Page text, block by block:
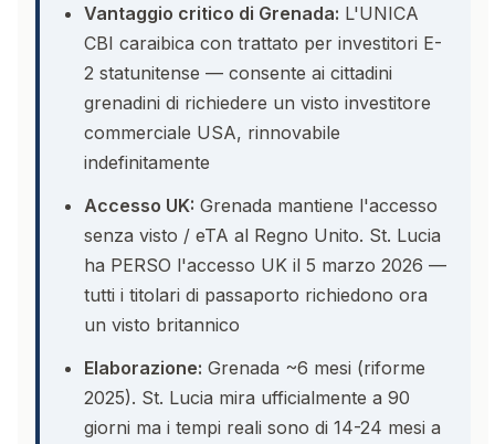
Vantaggio critico di Grenada: L'UNICA
CBI caraibica con trattato per investitori E-
2 statunitense — consente ai cittadini
grenadini di richiedere un visto investitore
commerciale USA, rinnovabile
indefinitamente
Accesso UK: Grenada mantiene l'accesso
senza visto / eTA al Regno Unito. St. Lucia
ha PERSO l'accesso UK il 5 marzo 2026 —
tutti i titolari di passaporto richiedono ora
un visto britannico
Elaborazione: Grenada ~6 mesi (riforme
2025). St. Lucia mira ufficialmente a 90
giorni ma i tempi reali sono di 14-24 mesi a